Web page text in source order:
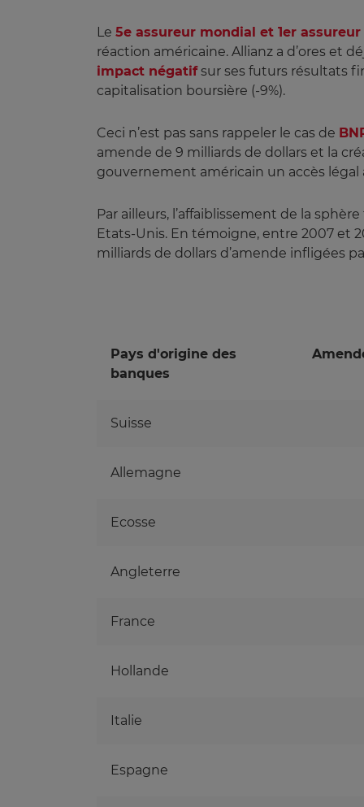
Le 5e assureur mondial et 1er
réaction américaine. Allianz a d’ores
impact négatifsur ses futurs résultats
capitalisation boursière (-9%).
Ceci n’est pas sans rappeler le cas de
amende de 9 milliards de dollars et la
gouvernement américain un accès
Par ailleurs, l’affaiblissement de la
Etats-Unis. En témoigne, entre 2007 et
milliards de dollars d’amende infligées
Pays d'origine des
banques
Suisse
Allemagne
Ecosse
Angleterre
France
Hollande
Italie
Espagne